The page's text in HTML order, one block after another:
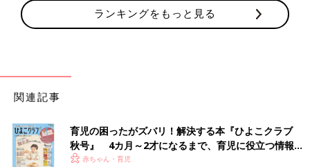
ランキングをもっと見る
関連記事
育児の困ったがズバリ！解決する本『ひよこクラブ
秋号』 4カ月～2才になるまで、育児に役立つ情報が
いっぱい！
赤ちゃん・育児